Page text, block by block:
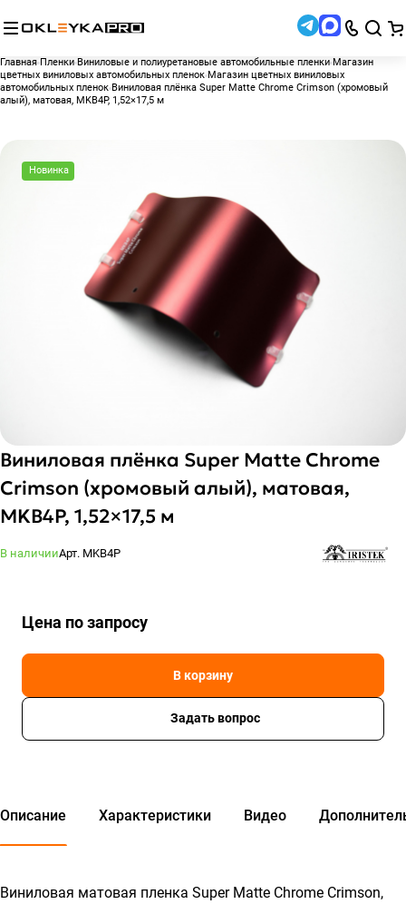
Главная Пленки Виниловые и полиуретановые автомобильные пленки Магазин
цветных виниловых автомобильных пленок Магазин цветных виниловых
автомобильных пленок Виниловая плёнка Super Matte Chrome Crimson (хромовый
алый), матовая, MKB4P, 1,52×17,5 м
Новинка
Виниловая плёнка Super Matte Chrome
Crimson (хромовый алый), матовая,
MKB4P, 1,52×17,5 м
В наличииАрт. MKB4P
Цена по запросу
В корзину
Задать вопрос
Описание Характеристики Видео
Виниловая матовая пленка Super Matte Chrome Crimson,